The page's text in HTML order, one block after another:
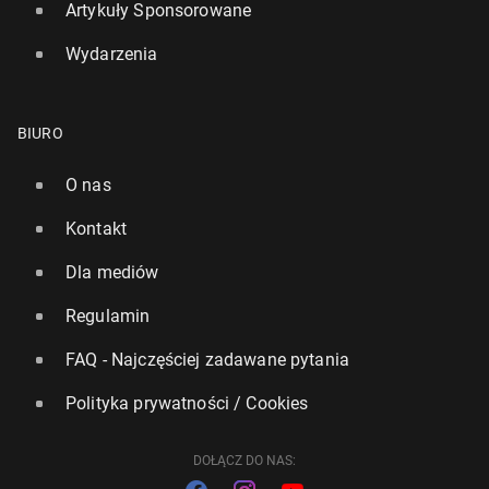
śmierć tysięcy pin­gwi­nów na An­tark­ty­dzie
Artykuły Sponsorowane
Wydarzenia
BIURO
O nas
Kontakt
Dla mediów
Regulamin
FAQ - Najczęściej zadawane pytania
Polityka prywatności / Cookies
DOŁĄCZ DO NAS: